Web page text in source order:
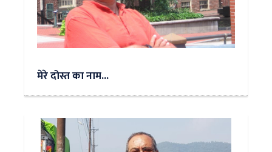
मेरे दोस्त का नाम...